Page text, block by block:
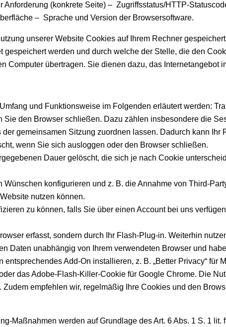
(konkrete Seite) – Zugriffsstatus/HTTP-
– Sprache und Version der Browsersoftware.
unserer Website Cookies auf Ihrem Rechner
gespeichert werden und durch welche der Stelle, die den
Computer übertragen. Sie dienen dazu, das Internetangebot
und Funktionsweise im Folgenden erläutert werden:
Sie den Browser schließen. Dazu zählen insbesondere die
gemeinsamen Sitzung zuordnen lassen. Dadurch kann
wenn Sie sich ausloggen oder den Browser schließen.
Dauer gelöscht, die sich je nach Cookie
konfigurieren und z. B. die Annahme von Third-
nutzen können.
zu können, falls Sie über einen Account bei uns
erfasst, sondern durch Ihr Flash-Plug-in. Weiterhin
Daten unabhängig von Ihrem verwendeten Browser und
Add-On installieren, z. B. „Better Privacy“ für
das Adobe-Flash-Killer-Cookie für Google Chrome. Die
empfehlen wir, regelmäßig Ihre Cookies und den
Maßnahmen werden auf Grundlage des Art. 6 Abs. 1 S. 1